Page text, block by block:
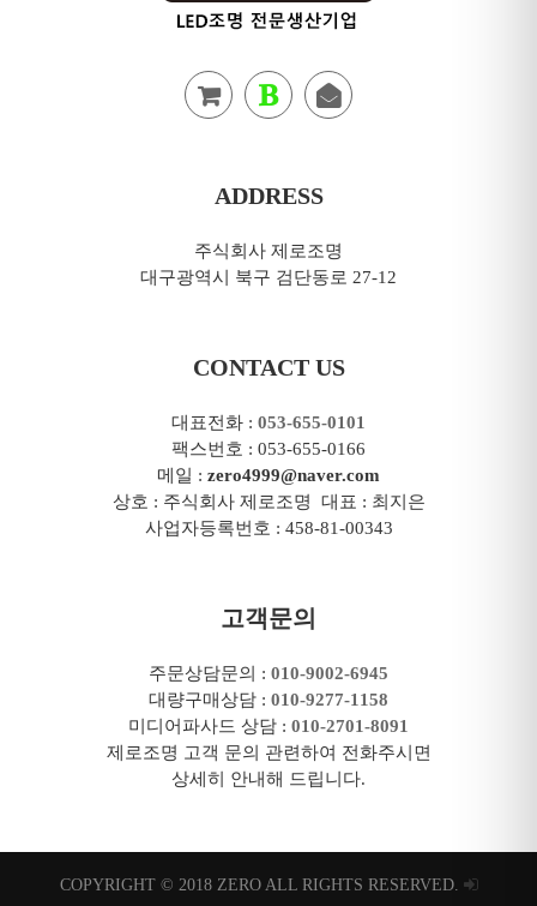
ADDRESS
주식회사 제로조명
대구광역시 북구 검단동로 27-12
CONTACT US
대표전화 : 053-655-0101
팩스번호 : 053-655-0166
메일 : zero4999@naver.com
상호 : 주식회사 제로조명 대표 : 최지은
사업자등록번호 : 458-81-00343
고객문의
주문상담문의 : 010-9002-6945
대량구매상담 : 010-9277-1158
미디어파사드 상담 : 010-2701-8091
제로조명 고객 문의 관련하여 전화주시면
상세히 안내해 드립니다.
COPYRIGHT © 2018 ZERO ALL RIGHTS RESERVED.